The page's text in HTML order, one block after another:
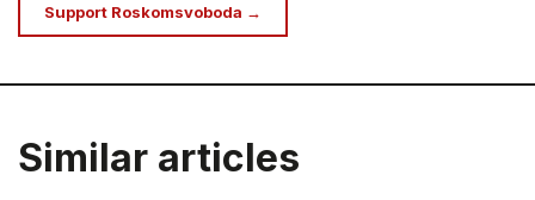
Support Roskomsvoboda →
Similar articles